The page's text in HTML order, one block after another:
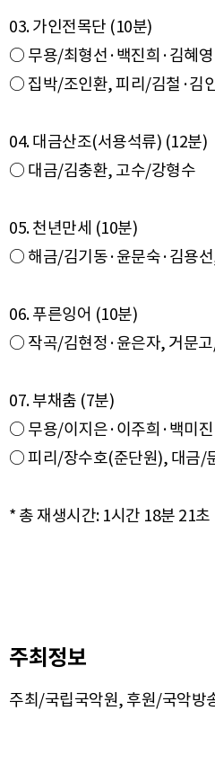
03. 가인전목단 (10분)
○ 무용/최형선·백진희·김혜
○ 집박/조인환, 피리/김철·김
04. 대금산조(서용석류) (12분)
○ 대금/김충환, 고수/강형수
05. 천년만세 (10분)
○ 해금/김기동·윤문숙·김용
06. 푸른잉어 (10분)
○ 작곡/김현정·윤은자, 거문
07. 부채춤 (7분)
○ 무용/이지은·이주희·백미
○ 피리/장수호(준단원), 대금/
주최정보
주최/국립국악원, 후원/국악방